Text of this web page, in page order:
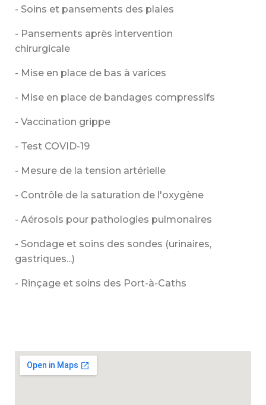
- Soins et pansements des plaies
- Pansements après intervention
chirurgicale
- Mise en place de bas à varices
- Mise en place de bandages compressifs
- Vaccination grippe
- Test COVID-19
- Mesure de la tension artérielle
- Contrôle de la saturation de l'oxygène
- Aérosols pour pathologies pulmonaires
- Sondage et soins des sondes (urinaires,
gastriques...)
- Rinçage et soins des Port-à-Caths